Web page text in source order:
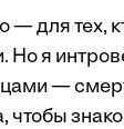
— для тех,
Но я
—
чтобы